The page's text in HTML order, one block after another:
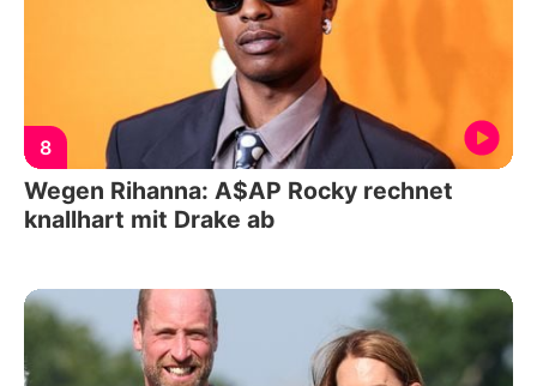
8
Wegen Rihanna: A$AP Rocky rechnet
knallhart mit Drake ab